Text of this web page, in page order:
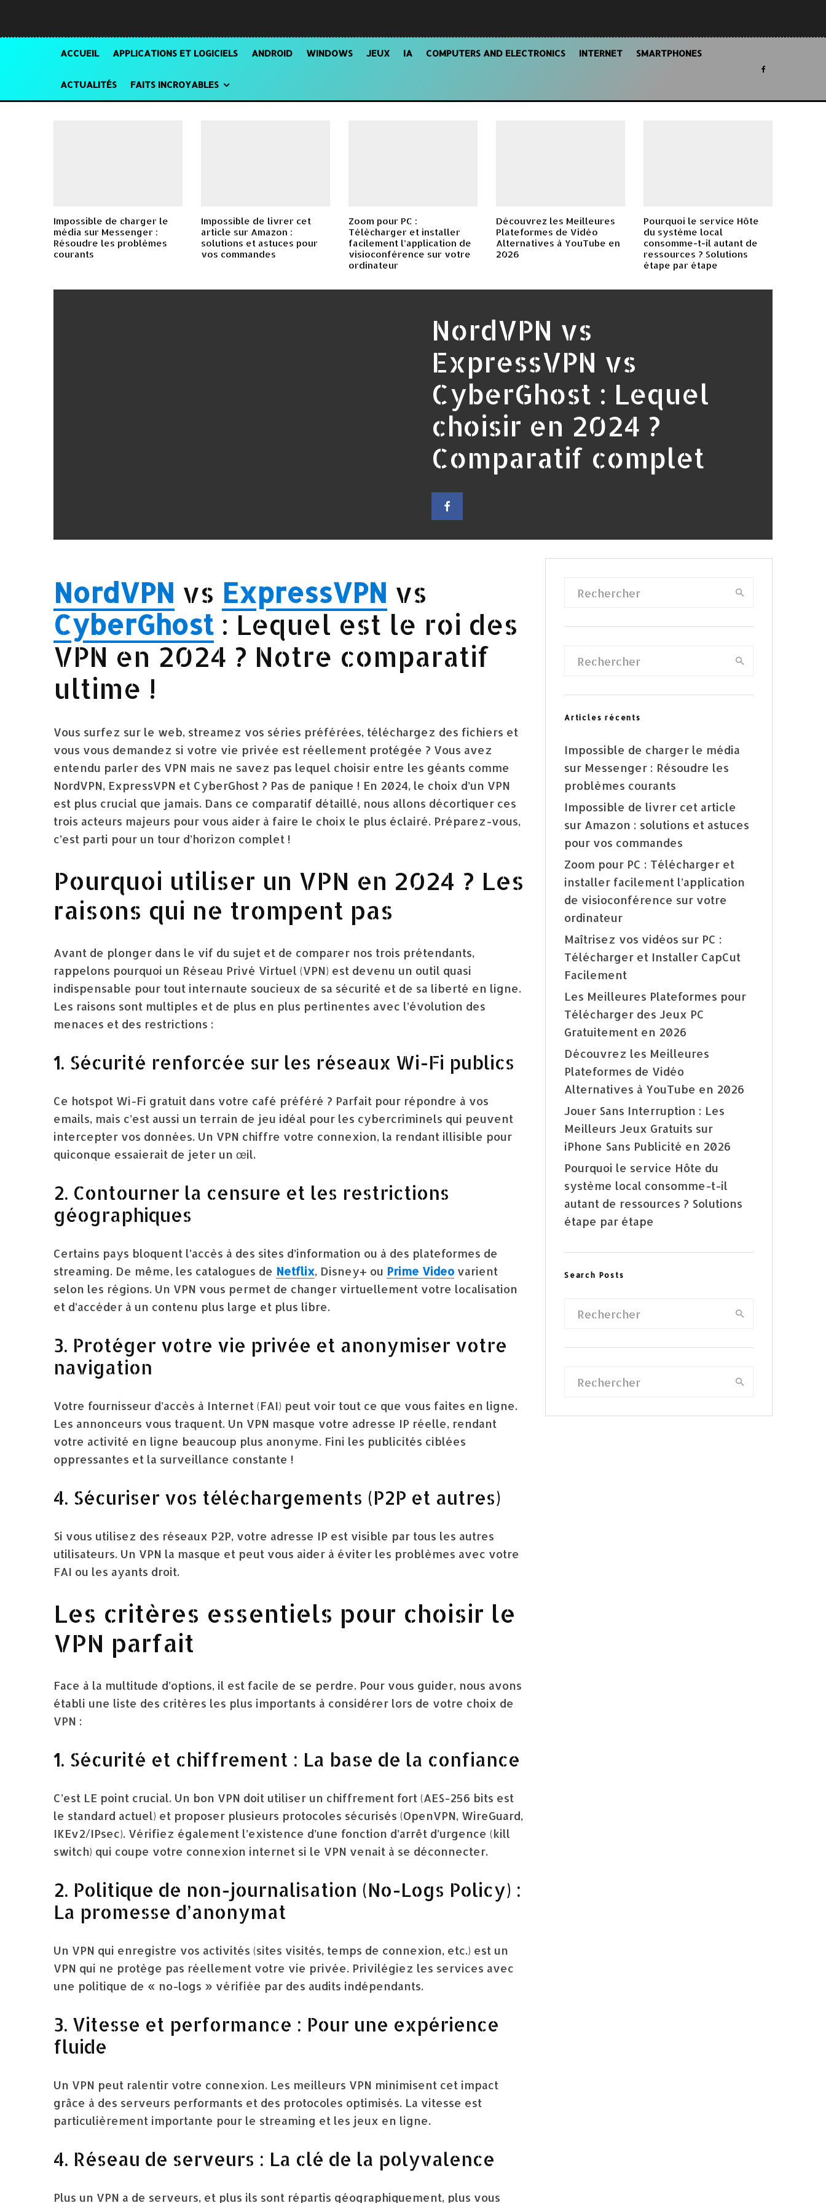
ACCUEIL APPLICATIONS ET LOGICIELS ANDROID WINDOWS JEUX IA COMPUTERS AND ELECTRONICS INTERNET SMARTPHONES
ACTUALITÉS FAITS INCROYABLES
Impossible de charger le
média sur Messenger :
Résoudre les problèmes
courants
Impossible de livrer cet
article sur Amazon :
solutions et astuces pour
vos commandes
Zoom pour PC :
Télécharger et installer
facilement l’application de
visioconférence sur votre
ordinateur
Découvrez les Meilleures
Plateformes de Vidéo
Alternatives à YouTube en
2026
Pourquoi le service Hôte
du système local
consomme-t-il autant de
ressources ? Solutions
étape par étape
NordVPN vs
ExpressVPN vs
CyberGhost : Lequel
choisir en 2024 ?
Comparatif complet
NordVPN vs ExpressVPN vs
CyberGhost : Lequel est le roi des
VPN en 2024 ? Notre comparatif
ultime !
Vous surfez sur le web, streamez vos séries préférées, téléchargez des fichiers et
vous vous demandez si votre vie privée est réellement protégée ? Vous avez
entendu parler des VPN mais ne savez pas lequel choisir entre les géants comme
NordVPN, ExpressVPN et CyberGhost ? Pas de panique ! En 2024, le choix d’un VPN
est plus crucial que jamais. Dans ce comparatif détaillé, nous allons décortiquer ces
trois acteurs majeurs pour vous aider à faire le choix le plus éclairé. Préparez-vous,
c’est parti pour un tour d’horizon complet !
Pourquoi utiliser un VPN en 2024 ? Les
raisons qui ne trompent pas
Avant de plonger dans le vif du sujet et de comparer nos trois prétendants,
rappelons pourquoi un Réseau Privé Virtuel (VPN) est devenu un outil quasi
indispensable pour tout internaute soucieux de sa sécurité et de sa liberté en ligne.
Les raisons sont multiples et de plus en plus pertinentes avec l’évolution des
menaces et des restrictions :
1. Sécurité renforcée sur les réseaux Wi-Fi publics
Ce hotspot Wi-Fi gratuit dans votre café préféré ? Parfait pour répondre à vos
emails, mais c’est aussi un terrain de jeu idéal pour les cybercriminels qui peuvent
intercepter vos données. Un VPN chiffre votre connexion, la rendant illisible pour
quiconque essaierait de jeter un œil.
2. Contourner la censure et les restrictions
géographiques
Certains pays bloquent l’accès à des sites d’information ou à des plateformes de
streaming. De même, les catalogues de Netflix, Disney+ ou Prime Video varient
selon les régions. Un VPN vous permet de changer virtuellement votre localisation
et d’accéder à un contenu plus large et plus libre.
3. Protéger votre vie privée et anonymiser votre
navigation
Votre fournisseur d’accès à Internet (FAI) peut voir tout ce que vous faites en ligne.
Les annonceurs vous traquent. Un VPN masque votre adresse IP réelle, rendant
votre activité en ligne beaucoup plus anonyme. Fini les publicités ciblées
oppressantes et la surveillance constante !
4. Sécuriser vos téléchargements (P2P et autres)
Si vous utilisez des réseaux P2P, votre adresse IP est visible par tous les autres
utilisateurs. Un VPN la masque et peut vous aider à éviter les problèmes avec votre
FAI ou les ayants droit.
Les critères essentiels pour choisir le
VPN parfait
Face à la multitude d’options, il est facile de se perdre. Pour vous guider, nous avons
établi une liste des critères les plus importants à considérer lors de votre choix de
VPN :
1. Sécurité et chiffrement : La base de la confiance
C’est LE point crucial. Un bon VPN doit utiliser un chiffrement fort (AES-256 bits est
le standard actuel) et proposer plusieurs protocoles sécurisés (OpenVPN, WireGuard,
IKEv2/IPsec). Vérifiez également l’existence d’une fonction d’arrêt d’urgence (kill
switch) qui coupe votre connexion internet si le VPN venait à se déconnecter.
2. Politique de non-journalisation (No-Logs Policy) :
La promesse d’anonymat
Un VPN qui enregistre vos activités (sites visités, temps de connexion, etc.) est un
VPN qui ne protège pas réellement votre vie privée. Privilégiez les services avec
une politique de « no-logs » vérifiée par des audits indépendants.
3. Vitesse et performance : Pour une expérience
fluide
Un VPN peut ralentir votre connexion. Les meilleurs VPN minimisent cet impact
grâce à des serveurs performants et des protocoles optimisés. La vitesse est
particulièrement importante pour le streaming et les jeux en ligne.
4. Réseau de serveurs : La clé de la polyvalence
Plus un VPN a de serveurs, et plus ils sont répartis géographiquement, plus vous
Articles récents
Impossible de charger le média
sur Messenger : Résoudre les
problèmes courants
Impossible de livrer cet article
sur Amazon : solutions et astuces
pour vos commandes
Zoom pour PC : Télécharger et
installer facilement l’application
de visioconférence sur votre
ordinateur
Maîtrisez vos vidéos sur PC :
Télécharger et Installer CapCut
Facilement
Les Meilleures Plateformes pour
Télécharger des Jeux PC
Gratuitement en 2026
Découvrez les Meilleures
Plateformes de Vidéo
Alternatives à YouTube en 2026
Jouer Sans Interruption : Les
Meilleurs Jeux Gratuits sur
iPhone Sans Publicité en 2026
Pourquoi le service Hôte du
système local consomme-t-il
autant de ressources ? Solutions
étape par étape
Search Posts